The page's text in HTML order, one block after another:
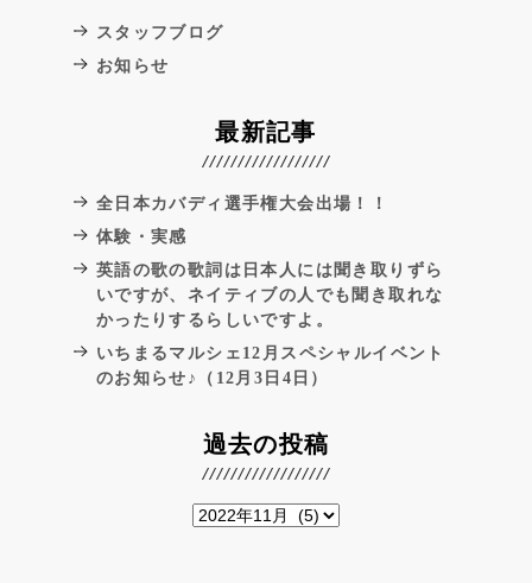
スタッフブログ
お知らせ
最新記事
全日本カバディ選手権大会出場！！
体験・実感
英語の歌の歌詞は日本人には聞き取りずら
いですが、ネイティブの人でも聞き取れな
かったりするらしいですよ。
いちまるマルシェ12月スペシャルイベント
のお知らせ♪（12月3日4日）
過去の投稿